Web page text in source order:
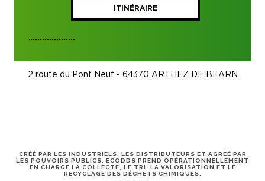
ITINÉRAIRE
2 route du Pont Neuf - 64370 ARTHEZ DE BEARN
CRÉÉ PAR LES INDUSTRIELS, LES DISTRIBUTEURS ET AGRÉÉ PAR
LES POUVOIRS PUBLICS, ECODDS PREND OPÉRATIONNELLEMENT
EN CHARGE LA COLLECTE, LE TRI, LA VALORISATION ET LE
RECYCLAGE DES DÉCHETS CHIMIQUES.